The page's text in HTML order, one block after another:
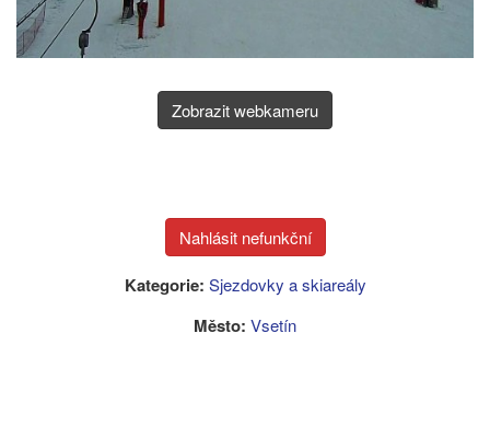
Zobrazit webkameru
Kategorie: Sjezdovky a skiareály
Město: Vsetín